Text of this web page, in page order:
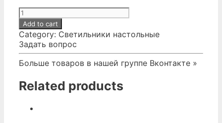
№48.
Светильник
настольный
01538-
0.7-
01
Add to cart
Category: Светильники настольные
Задать вопрос
Больше товаров в нашей группе Вконтакте »
Related products